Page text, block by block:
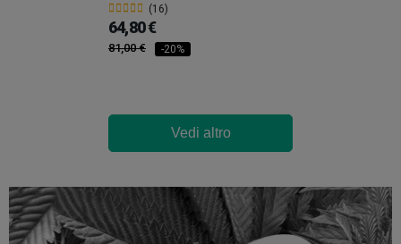
(16)
64,80 €
81,00 € -20%
Vedi altro